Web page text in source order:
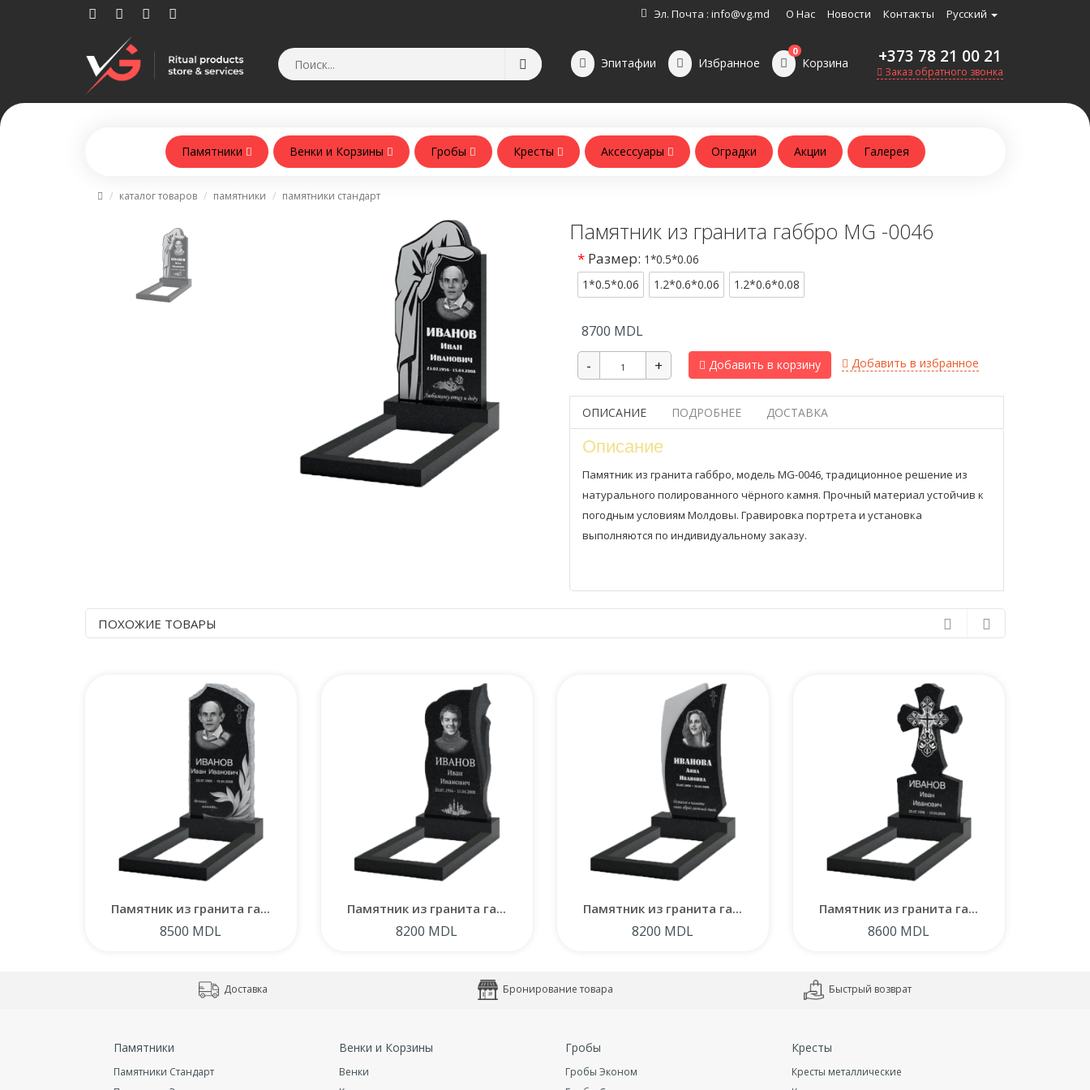
Эл. Почта : info@vg.md О Нас Новости Контакты Русский
Эпитафии Избранное Корзина
0 +373 78 21 00 21
Заказ обратного звонка
Памятники Венки и Корзины Гробы Кресты Аксессуары Оградки Акции Галерея
каталог товаров памятники памятники стандарт
Памятник из гранита габбро MG -0046
*Размер: 1*0.5*0.06
1*0.5*0.06
1.2*0.6*0.06 1.2*0.6*0.08
8700 MDL
Добавить в корзину Добавить в избранное
ОПИСАНИЕ ПОДРОБНЕЕ ДОСТАВКА
Описание
Памятник из гранита габбро, модель MG-0046, традиционное решение из
натурального полированного чёрного камня. Прочный материал устойчив к
погодным условиям Молдовы. Гравировка портрета и установка
выполняются по индивидуальному заказу.
ПОХОЖИЕ ТОВАРЫ
Памятник из гранита га...
8500 MDL
Памятник из гранита га...
8200 MDL
Памятник из гранита га...
8200 MDL
Памятник из гранита га...
8600 MDL
Доставка Бронирование товара Быстрый возврат
Памятники
Памятники Стандарт
Венки и Корзины
Венки
Гробы
Гробы Эконом
Кресты
Кресты металлические